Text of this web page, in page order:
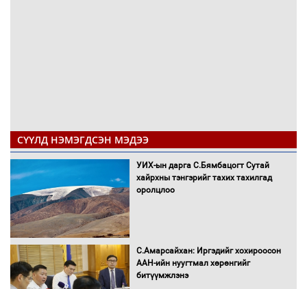
СҮҮЛД НЭМЭГДСЭН МЭДЭЭ
УИХ-ын дарга С.Бямбацогт Сутай
хайрхны тэнгэрийг тахих тахилгад
оролцлоо
С.Амарсайхан: Иргэдийг хохироосон
ААН-ийн нуугтмал хөрөнгийг
битүүмжлэнэ